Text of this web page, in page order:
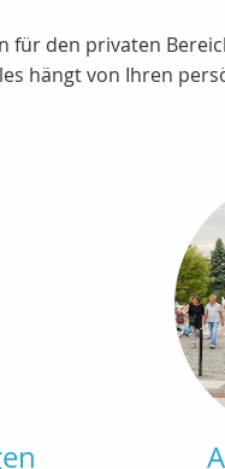
für den privaten
hängt von Ihren